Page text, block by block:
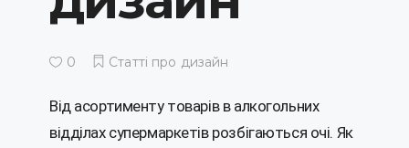
0 Статті про дизайн
Від асортименту товарів в алкогольних
відділах супермаркетів розбігаються очі. Як